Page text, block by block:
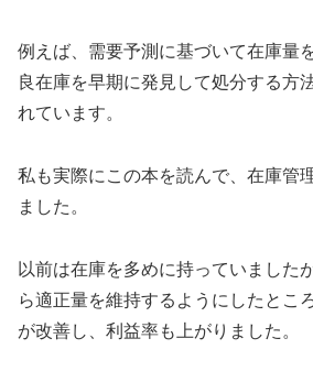
例えば、需要予測に基づいて在庫量
良在庫を早期に発見して処分する方
れています。
私も実際にこの本を読んで、在庫管
ました。
以前は在庫を多めに持っていました
ら適正量を維持するようにしたとこ
が改善し、利益率も上がりました。